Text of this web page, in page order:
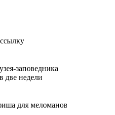
заповедника
две недели
для меломанов